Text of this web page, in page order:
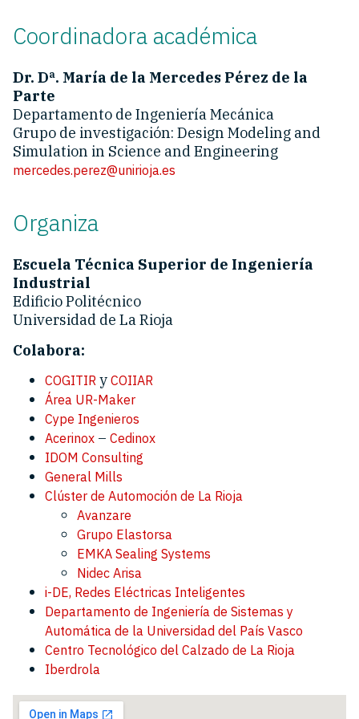
Coordinadora académica
Dr. Dª. María de la Mercedes Pérez de la
Parte
Departamento de Ingeniería Mecánica
Grupo de investigación: Design Modeling and
Simulation in Science and Engineering
mercedes.perez@unirioja.es
Organiza
Escuela Técnica Superior de Ingeniería
Industrial
Edificio Politécnico
Universidad de La Rioja
Colabora:
COGITIR y COIIAR
Área UR-Maker
Cype Ingenieros
Acerinox – Cedinox
IDOM Consulting
General Mills
Clúster de Automoción de La Rioja
Avanzare
Grupo Elastorsa
EMKA Sealing Systems
Nidec Arisa
i-DE, Redes Eléctricas Inteligentes
Departamento de Ingeniería de Sistemas y
Automática de la Universidad del País Vasco
Centro Tecnológico del Calzado de La Rioja
Iberdrola